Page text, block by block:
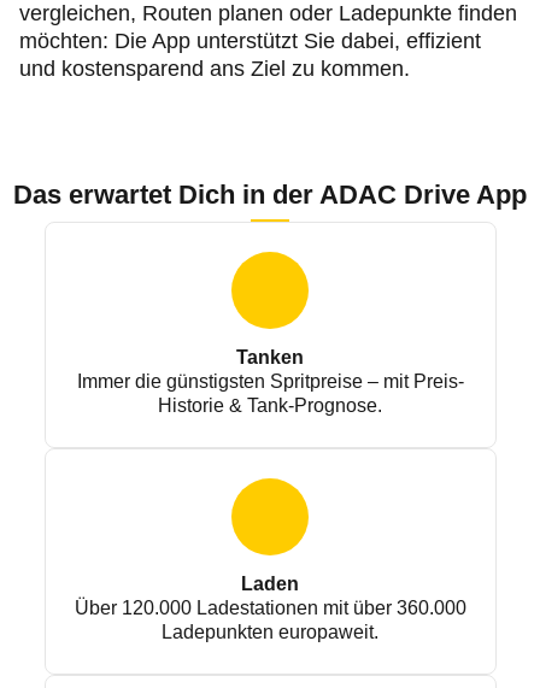
vergleichen, Routen planen oder Ladepunkte finden
möchten: Die App unterstützt Sie dabei, effizient
und kostensparend ans Ziel zu kommen.
Das erwartet Dich in der ADAC Drive App
Tanken
Immer die günstigsten Spritpreise – mit Preis-
Historie & Tank-Prognose.
Laden
Über 120.000 Ladestationen mit über 360.000
Ladepunkten europaweit.